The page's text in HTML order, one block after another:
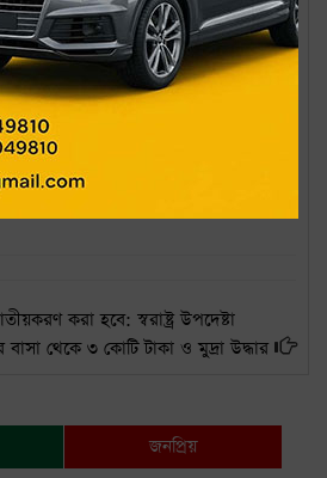
না শত্রু সরকার চান?কারণ যে দেশ পরাশক্তি
মতো প্রতিবেশী দেশের বিষয়ে হস্তক্ষেপ
করা হবে: স্বরাষ্ট্র উপদেষ্টা
থেকে ৩ কোটি টাকা ও মুদ্রা উদ্ধার
জনপ্রিয়